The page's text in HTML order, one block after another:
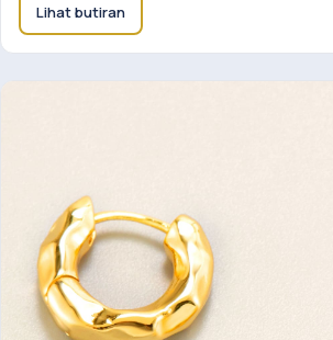
Lihat butiran